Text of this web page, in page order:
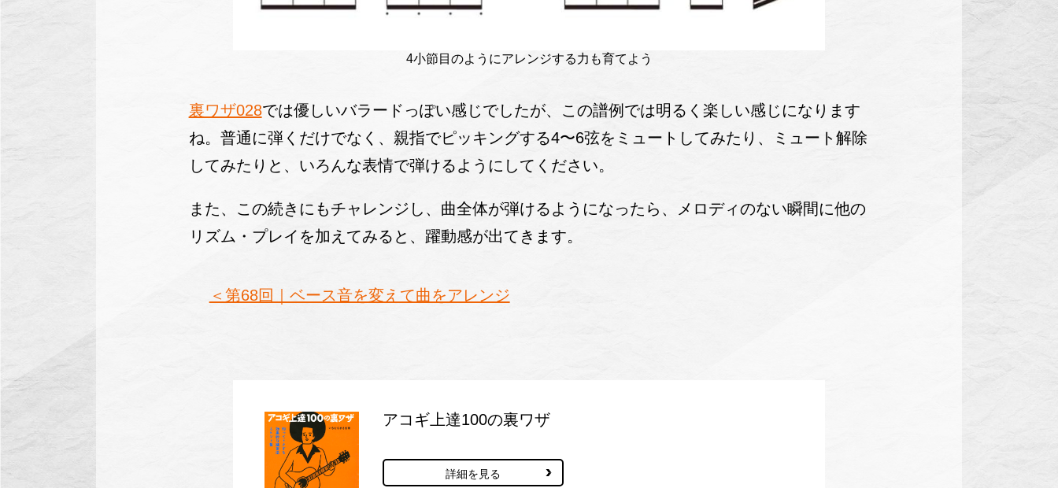
4小節目のようにアレンジする力も育てよう
裏ワザ028では優しいバラードっぽい感じでしたが、この譜例では明るく楽しい感じになります
ね。普通に弾くだけでなく、親指でピッキングする4〜6弦をミュートしてみたり、ミュート解除
してみたりと、いろんな表情で弾けるようにしてください。
また、この続きにもチャレンジし、曲全体が弾けるようになったら、メロディのない瞬間に他の
リズム・プレイを加えてみると、躍動感が出てきます。
＜第68回｜ベース音を変えて曲をアレンジ
アコギ上達100の裏ワザ
詳細を見る